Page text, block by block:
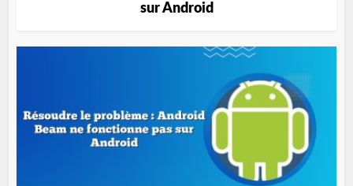
sur Android